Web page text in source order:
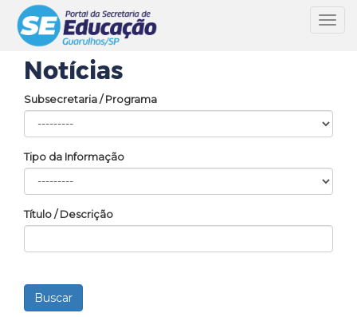
Notícias
Subsecretaria / Programa
Tipo da Informação
Título / Descrição